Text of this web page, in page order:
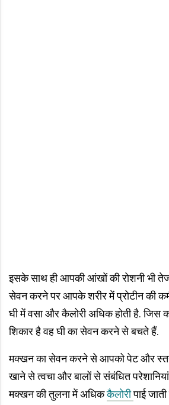
इसके साथ ही आपकी आंखों की रोशनी भी
सेवन करने पर आपके शरीर में प्रोटीन की
घी में वसा और कैलोरी अधिक होती है. जिस
शिकार है वह घी का सेवन करने से बचते हैं.
मक्खन का सेवन करने से आपको पेट और स्तन
खाने से त्वचा और बालों से संबंधित
मक्खन की तुलना में अधिककैलोरीपाई